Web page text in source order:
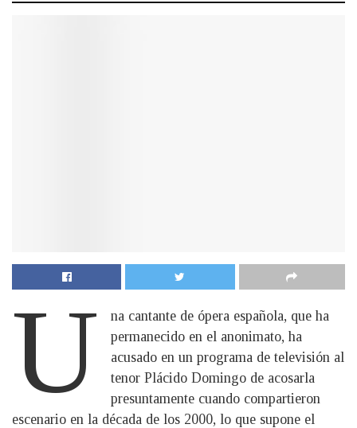
U
na cantante de ópera española, que ha
permanecido en el anonimato, ha
acusado en un programa de televisión al
tenor Plácido Domingo de acosarla
presuntamente cuando compartieron
escenario en la década de los 2000, lo que supone el